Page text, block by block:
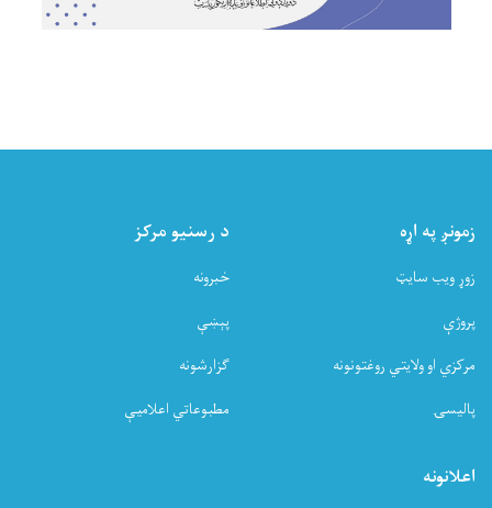
زمونږ په اړه
زوړ ویب سایټ
پروژې
مرکزي او ولایتي روغتونونه
پالیسۍ
د رسنیو مرکز
خبرونه
پېښې
ګزارشونه
مطبوعاتي اعلامیې
اعلانونه